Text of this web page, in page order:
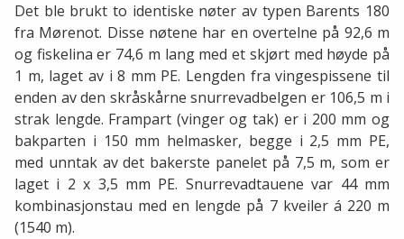
Det ble brukt to identiske nøter av typen Barents 180
fra Mørenot. Disse nøtene har en overtelne på 92,6 m
og fiskelina er 74,6 m lang med et skjørt med høyde på
1 m, laget av i 8 mm PE. Lengden fra vingespissene til
enden av den skråskårne snurrevadbelgen er 106,5 m i
strak lengde. Frampart (vinger og tak) er i 200 mm og
bakparten i 150 mm helmasker, begge i 2,5 mm PE,
med unntak av det bakerste panelet på 7,5 m, som er
laget i 2 x 3,5 mm PE. Snurrevadtauene var 44 mm
kombinasjonstau med en lengde på 7 kveiler á 220 m
(1540 m).